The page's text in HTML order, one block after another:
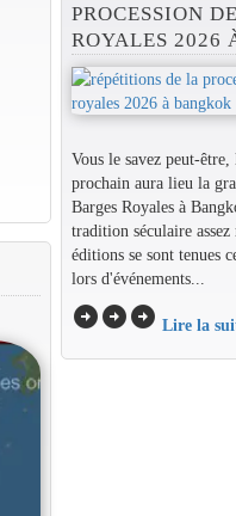
PROCESSION
ROYALES 2026
Vous le savez peut-
prochain aura lieu la
Barges Royales à
tradition séculaire
éditions se sont tenues
lors d'événements...
arrow_circle_rightarrow_circle_rightarrow_circle_right Lire la